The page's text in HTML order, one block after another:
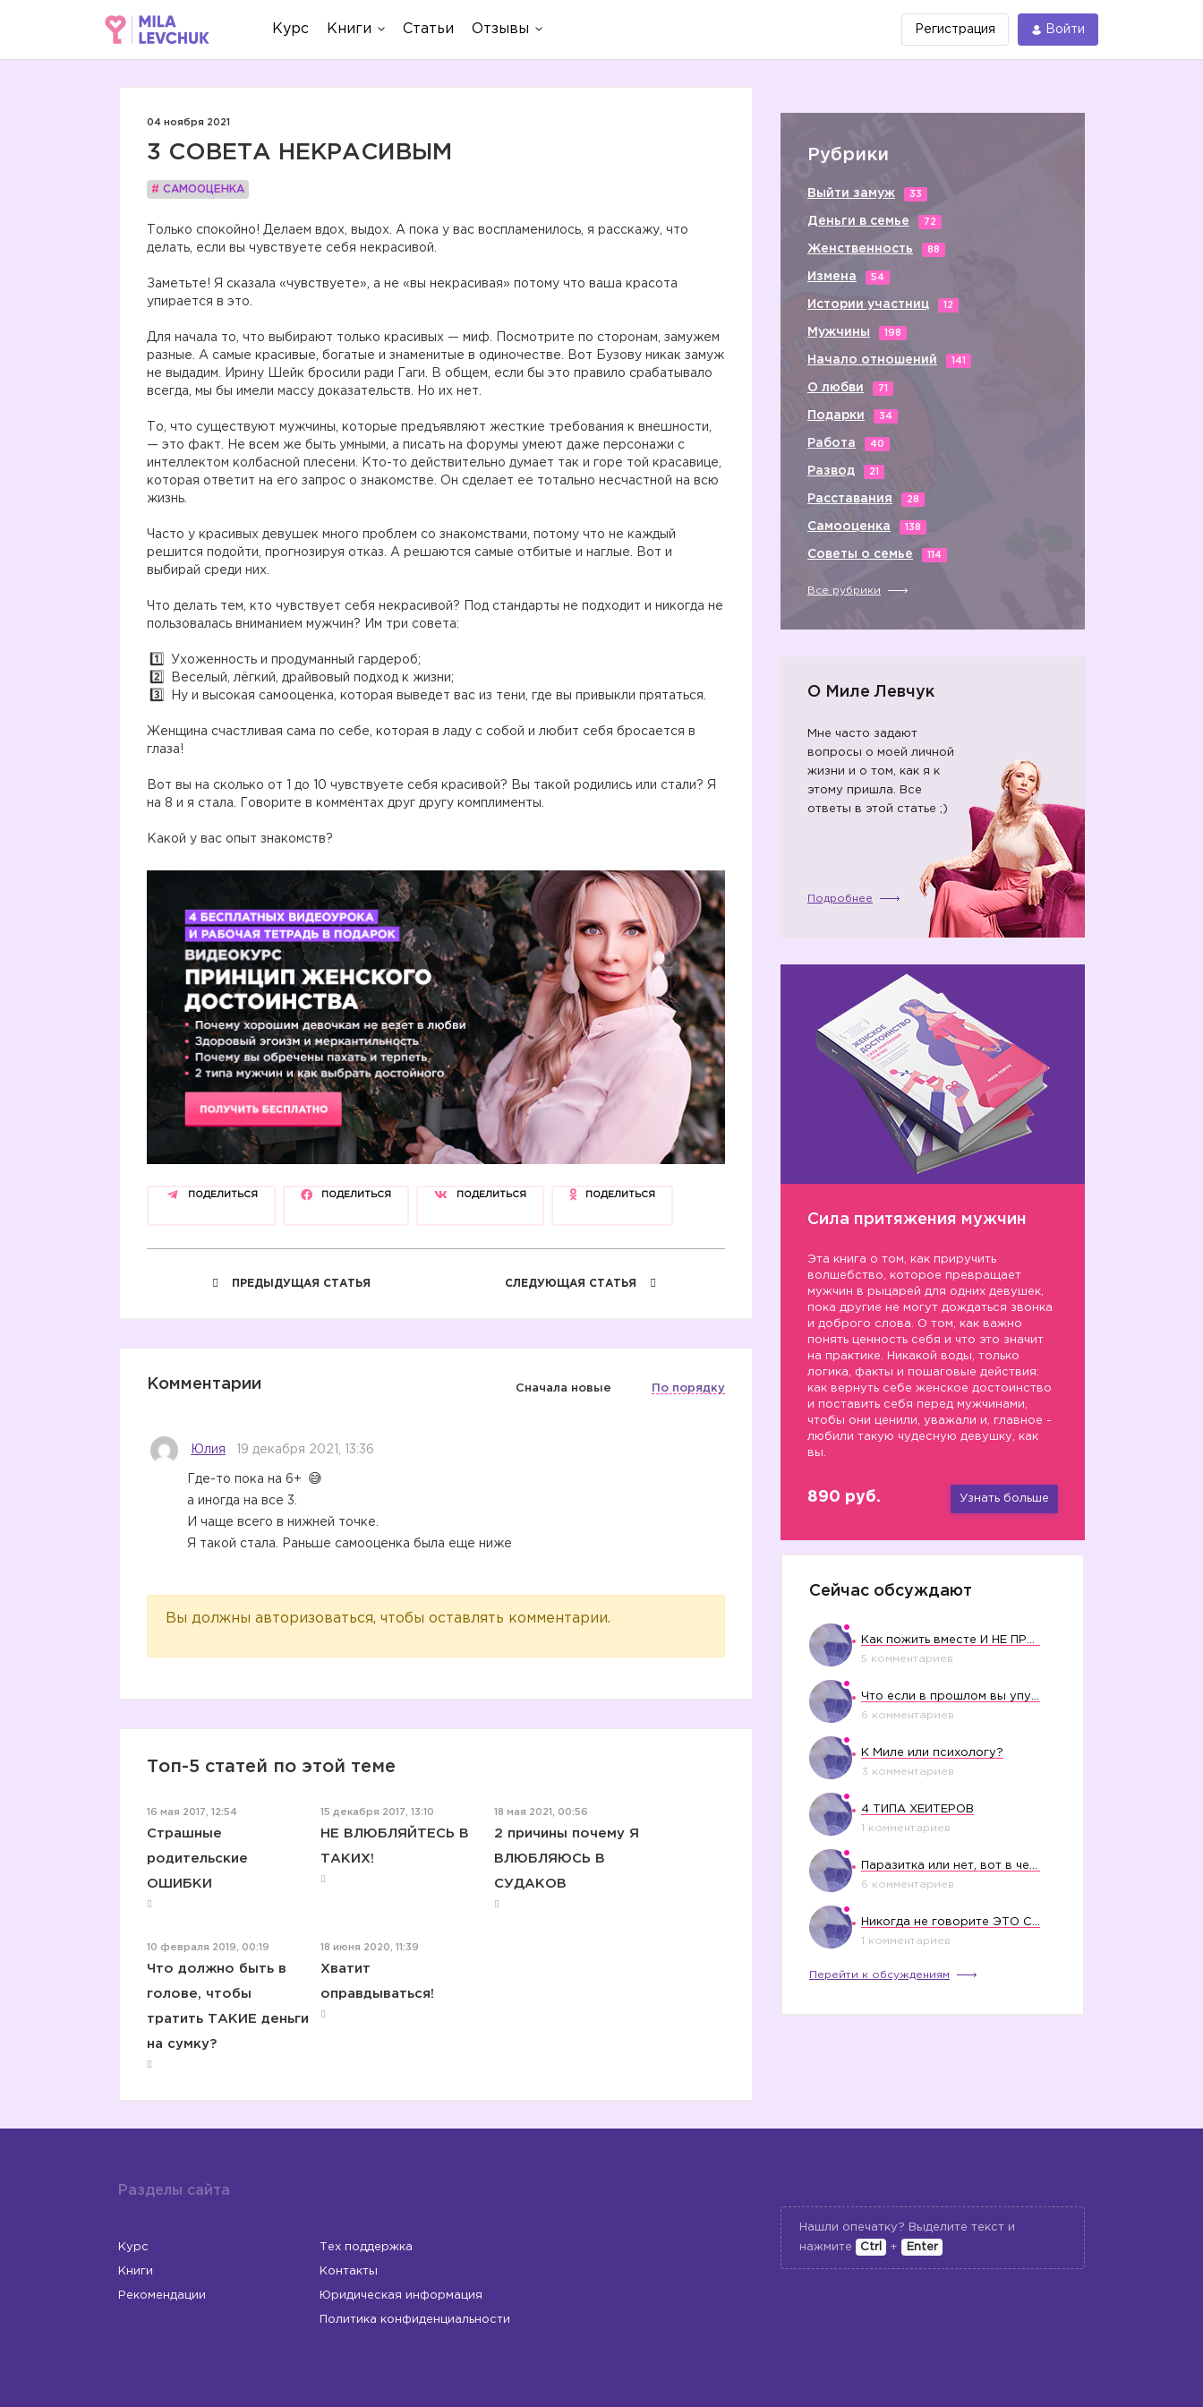
Курс Книги Статьи Отзывы Регистрация Войти
04 ноября 2021
3 СОВЕТА НЕКРАСИВЫМ
# САМООЦЕНКА
Только спокойно! Делаем вдох, выдох. А пока у вас воспламенилось, я расскажу, что
делать, если вы чувствуете себя некрасивой.
Заметьте! Я сказала «чувствуете», а не «вы некрасивая» потому что ваша красота
упирается в это.
Для начала то, что выбирают только красивых — миф. Посмотрите по сторонам, замужем
разные. А самые красивые, богатые и знаменитые в одиночестве. Вот Бузову никак замуж
не выдадим. Ирину Шейк бросили ради Гаги. В общем, если бы это правило срабатывало
всегда, мы бы имели массу доказательств. Но их нет.
То, что существуют мужчины, которые предъявляют жесткие требования к внешности,
— это факт. Не всем же быть умными, а писать на форумы умеют даже персонажи с
интеллектом колбасной плесени. Кто-то действительно думает так и горе той красавице,
которая ответит на его запрос о знакомстве. Он сделает ее тотально несчастной на всю
жизнь.
Часто у красивых девушек много проблем со знакомствами, потому что не каждый
решится подойти, прогнозируя отказ. А решаются самые отбитые и наглые. Вот и
выбирай среди них.
Что делать тем, кто чувствует себя некрасивой? Под стандарты не подходит и никогда не
пользовалась вниманием мужчин? Им три совета:
Ухоженность и продуманный гардероб;
Веселый, лёгкий, драйвовый подход к жизни;
3️⃣
Ну и высокая самооценка, которая выведет вас из тени, где вы привыкли прятаться.
Женщина счастливая сама по себе, которая в ладу с собой и любит себя бросается в
глаза!
Вот вы на сколько от 1 до 10 чувствуете себя красивой? Вы такой родились или стали? Я
на 8 и я стала. Говорите в комментах друг другу комплименты.
Какой у вас опыт знакомств?
ПОДЕЛИТЬСЯ ПОДЕЛИТЬСЯ ПОДЕЛИТЬСЯ ПОДЕЛИТЬСЯ
ПРЕДЫДУЩАЯ СТАТЬЯ СЛЕДУЮЩАЯ СТАТЬЯ
Комментарии Сначала новые По порядку
Юлия 19 декабря 2021, 13:36
Где-то пока на 6+
а иногда на все 3.
И чаще всего в нижней точке.
Я такой стала. Раньше самооценка была еще ниже
Вы должны авторизоваться, чтобы оставлять комментарии.
Топ-5 статей по этой теме
16 мая 2017, 12:54
Страшные
родительские
ОШИБКИ
15 декабря 2017, 13:10
НЕ ВЛЮБЛЯЙТЕСЬ В
ТАКИХ!
18 мая 2021, 00:56
2 причины почему Я
ВЛЮБЛЯЮСЬ В
СУДАКОВ
10 февраля 2019, 00:19
Что должно быть в
голове, чтобы
тратить ТАКИЕ деньги
на сумку?
18 июня 2020, 11:39
Хватит
оправдываться!
Рубрики
Выйти замуж 33
Деньги в семье 72
Женственность 88
Измена 54
Истории участниц 12
Мужчины 198
Начало отношений 141
О любви 71
Подарки 34
Работа 40
Развод 21
Расставания 28
Самооценка 138
Советы о семье 114
Все рубрики
О Миле Левчук
Мне часто задают
вопросы о моей личной
жизни и о том, как я к
этому пришла. Все
ответы в этой статье ;)
Подробнее
Сила притяжения мужчин
Эта книга о том, как приручить
волшебство, которое превращает
мужчин в рыцарей для одних девушек,
пока другие не могут дождаться звонка
и доброго слова. О том, как важно
понять ценность себя и что это значит
на практике. Никакой воды, только
логика, факты и пошаговые действия:
как вернуть себе женское достоинство
и поставить себя перед мужчинами,
чтобы они ценили, уважали и, главное -
любили такую чудесную девушку, как
вы.
890 руб. Узнать больше
Сейчас обсуждают
5 комментариев
6 комментариев
К Миле или психологу?
3 комментариев
4 ТИПА ХЕЙТЕРОВ
1 комментариев
6 комментариев
1 комментариев
Перейти к обсуждениям
Разделы сайта
Курс
Книги
Рекомендации
Тех поддержка
Контакты
Юридическая информация
Политика конфиденциальности
Нашли опечатку? Выделите текст и
нажмите
Ctrl + Enter